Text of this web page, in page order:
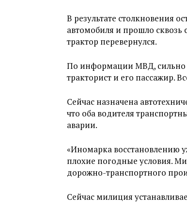
В результате столкновения
автомобиля и прошло
трактор перевернулся.
По информации МВД, сильно
тракторист и его пассажир.
Сейчас назначена
что оба водителя
аварии.
«Иномарка восстановлению
плохие погодные условия.
дорожно-транспортного
Сейчас милиция